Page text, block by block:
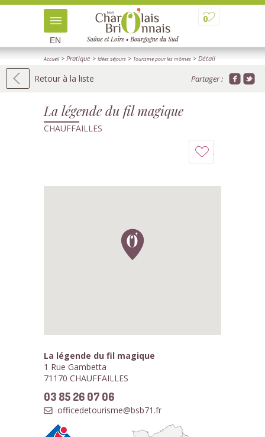
0
EN
Accueil> Pratique > Idées séjours > Tourisme pour les mômes > Détail
Retour à la liste Partager :
La légende du fil magique
CHAUFFAILLES
La légende du fil magique
1 Rue Gambetta
71170 CHAUFFAILLES
03 85 26 07 06
officedetourisme@bsb71.fr